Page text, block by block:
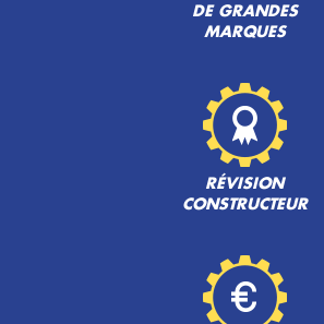
DE GRANDES
MARQUES
RÉVISION
CONSTRUCTEUR